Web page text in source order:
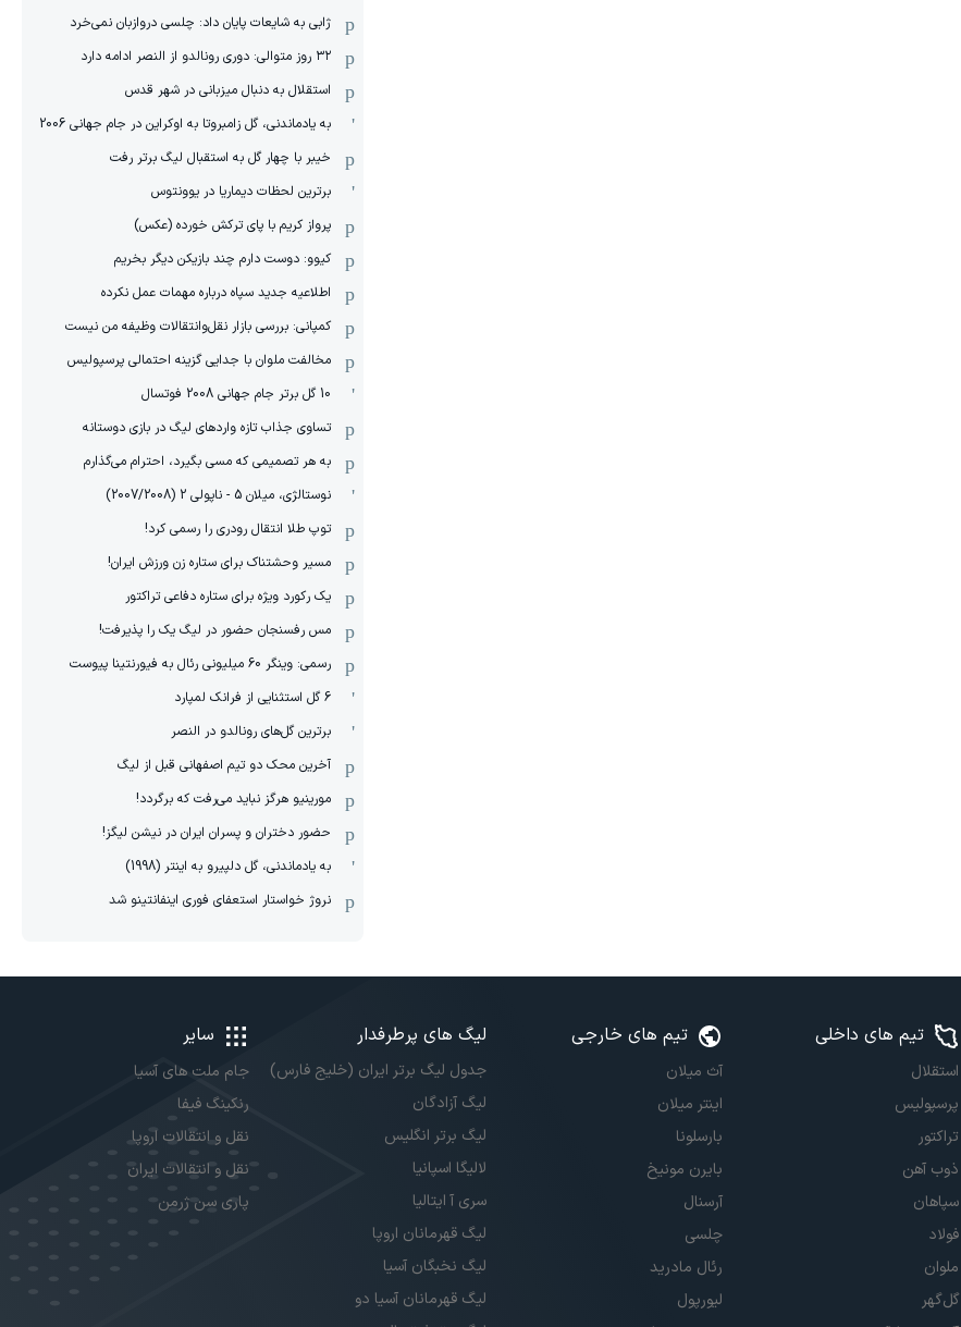
ژابی به شایعات پایان داد: چلسی دروازبان نمی‌خرد
۳۲ روز متوالی: دوری رونالدو از النصر ادامه دارد
استقلال به دنبال میزبانی در شهر قدس
به یادماندنی، گل زامبروتا به اوکراین در جام جهانی 2006
خیبر با چهار گل به استقبال لیگ برتر رفت
برترین لحظات دیماریا در یوونتوس
پرواز کریم با پای ترکش خورده (عکس)
کیوو: دوست دارم چند بازیکن دیگر بخریم
اطلاعیه جدید سپاه درباره مهمات عمل نکرده
کمپانی: بررسی بازار نقل‌وانتقالات وظیفه من نیست
مخالفت ملوان با جدایی گزینه احتمالی پرسپولیس
10 گل برتر جام جهانی 2008 فوتسال
تساوی جذاب تازه واردهای لیگ در بازی دوستانه
به هر تصمیمی که مسی بگیرد، احترام می‌گذارم
نوستالژی، میلان 5 - ناپولی 2 (2007/2008)
توپ طلا انتقال رودری را رسمی کرد!
مسیر وحشتناک برای ستاره زن ورزش ایران!
یک رکورد ویژه برای ستاره دفاعی تراکتور
مس رفسنجان حضور در لیگ یک را پذیرفت!
رسمی: وینگر 60 میلیونی رئال به فیورنتینا پیوست
6 گل استثنایی از فرانک لمپارد
برترین گل‌های رونالدو در النصر
آخرین محک دو تیم اصفهانی قبل از لیگ
مورینیو هرگز نباید می‌رفت که برگردد!
حضور دختران و پسران ایران در نیشن لیگز!
به یادماندنی، گل دلپیرو به اینتر (1998)
نروژ خواستار استعفای فوری اینفانتینو شد
تیم های داخلی
استقلال
پرسپولیس
تراکتور
ذوب آهن
سپاهان
فولاد
ملوان
گل‌گهر
تیم های خارجی
آث میلان
اینتر میلان
بارسلونا
بایرن مونیخ
آرسنال
چلسی
رئال مادرید
لیورپول
لیگ های پرطرفدار
جدول لیگ برتر ایران (خلیج فارس)
لیگ آزادگان
لیگ برتر انگلیس
لالیگا اسپانیا
سری آ ایتالیا
لیگ قهرمانان اروپا
لیگ نخبگان آسیا
لیگ قهرمانان آسیا دو
سایر
جام ملت های آسیا
رنکینگ فیفا
نقل و انتقالات اروپا
نقل و انتقالات ایران
پاری سن ژرمن